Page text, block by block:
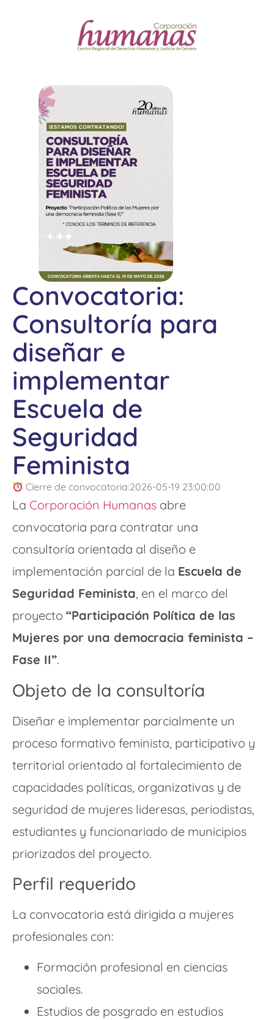
Convocatoria:
Consultoría para
diseñar e
implementar
Escuela de
Seguridad
Feminista
Cierre de convocatoria:2026-05-19 23:00:00
La Corporación Humanas abre
convocatoria para contratar una
consultoría orientada al diseño e
implementación parcial de la Escuela de
Seguridad Feminista, en el marco del
proyecto “Participación Política de las
Mujeres por una democracia feminista –
Fase II”.
Objeto de la consultoría
Diseñar e implementar parcialmente un
proceso formativo feminista, participativo y
territorial orientado al fortalecimiento de
capacidades políticas, organizativas y de
seguridad de mujeres lideresas, periodistas,
estudiantes y funcionariado de municipios
priorizados del proyecto.
Perfil requerido
La convocatoria está dirigida a mujeres
profesionales con:
Formación profesional en ciencias
sociales.
Estudios de posgrado en estudios